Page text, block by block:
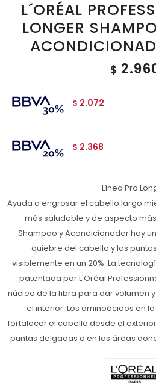
L´ORÉAL
LONGER
$
$ 2.072
$ 2.368
Línea Pro
Ayuda a engrosar el cabello largo
más saludable y de aspecto
Shampoo y Acondicionador hay
quiebre del cabello y las
visiblemente en un 20%. La
patentada por L'Oréal
núcleo de la fibra para dar volumen
el interior. Los aminoácidos en
fortalecer el cabello desde el
puntas delgadas o en las áreas